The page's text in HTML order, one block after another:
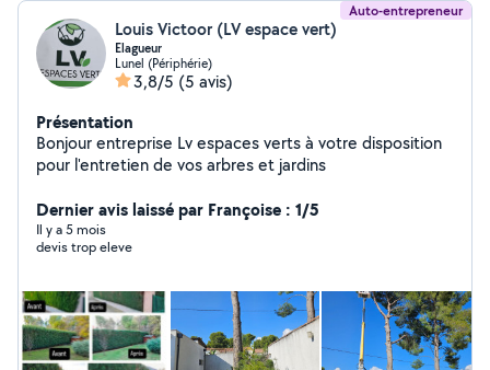
Auto-entrepreneur
Louis Victoor (LV espace vert)
Elagueur
Lunel (Périphérie)
3,8/5 (5 avis)
Présentation
Bonjour entreprise Lv espaces verts à votre disposition
pour l'entretien de vos arbres et jardins
Dernier avis laissé par Françoise : 1/5
Il y a 5 mois
devis trop eleve